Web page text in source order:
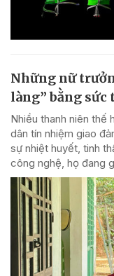
Những nữ
làng” bằng sức
Nhiều thanh niên thế
dân tín nhiệm giao
sự nhiệt huyết, tinh
công nghệ, họ đang